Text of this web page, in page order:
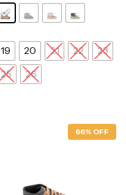
19 20 21 22
23
25
26
66% OFF